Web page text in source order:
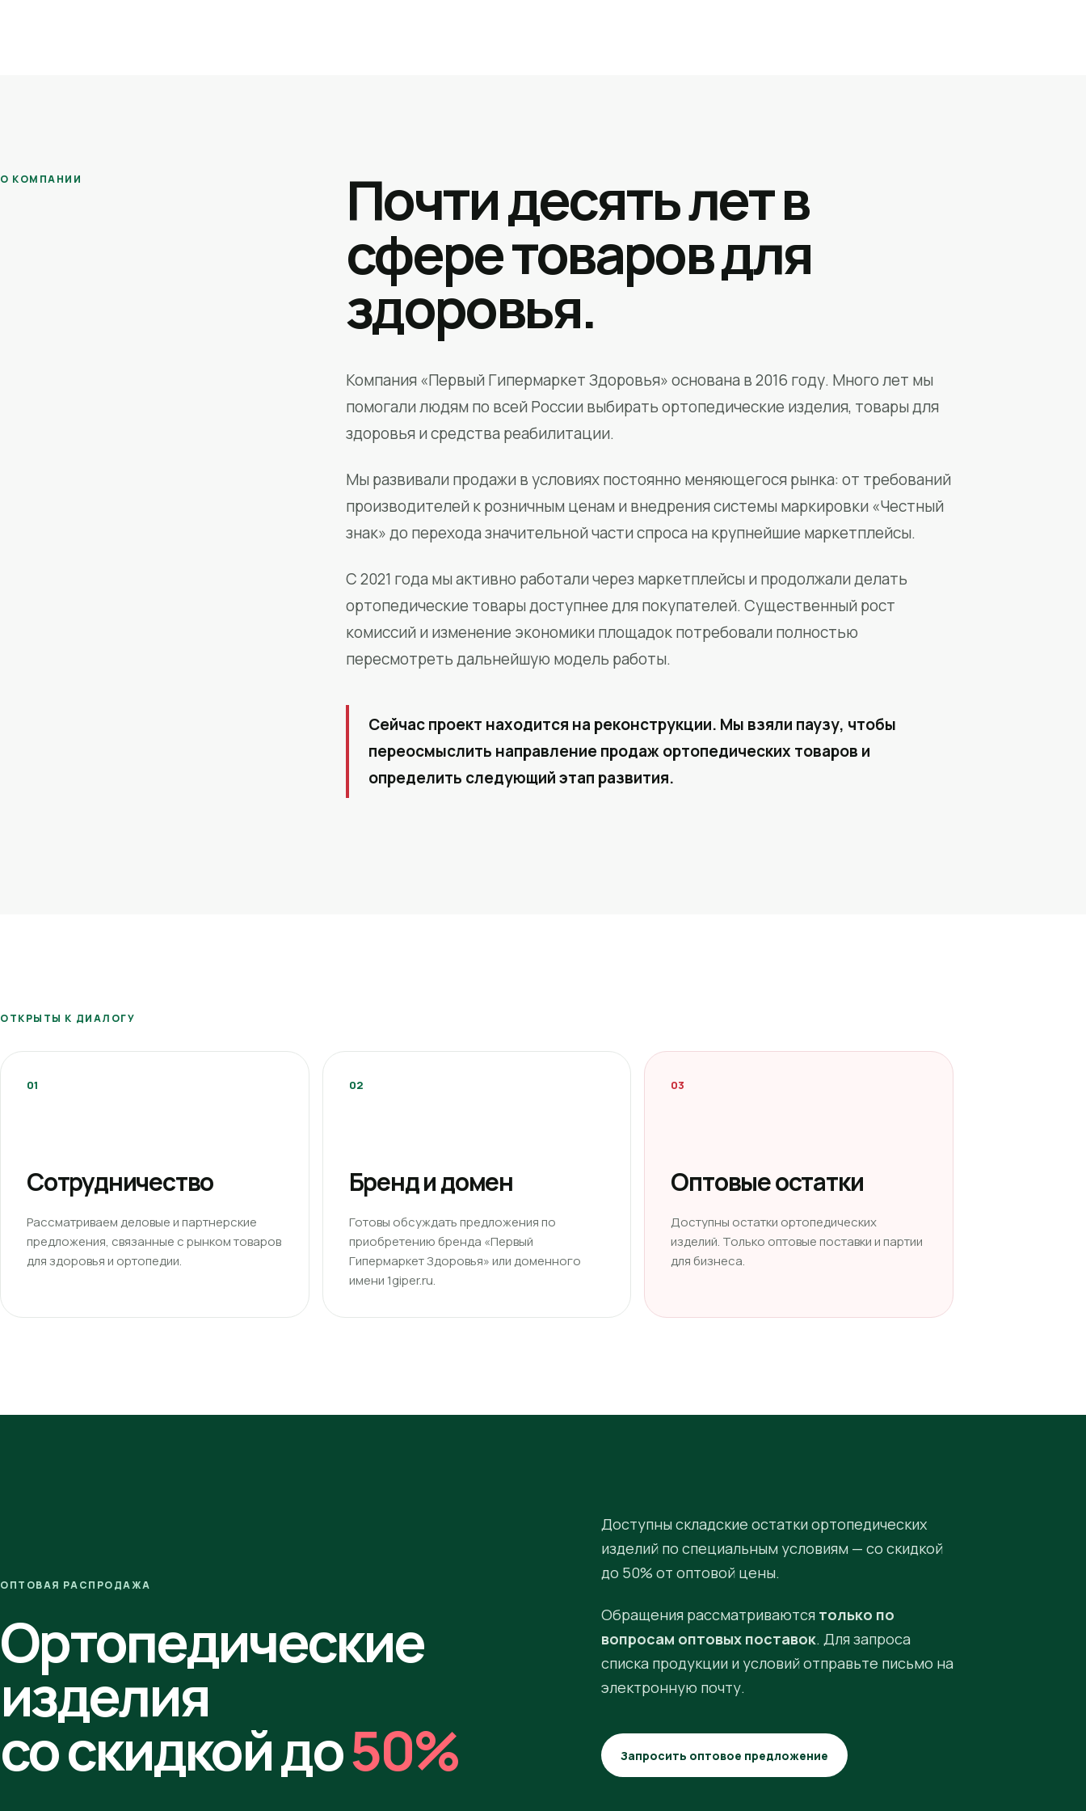
О КОМПАНИИ Почти десять лет в
сфере товаров для
здоровья.
Компания «Первый Гипермаркет Здоровья» основана в 2016 году. Много лет мы
помогали людям по всей России выбирать ортопедические изделия, товары для
здоровья и средства реабилитации.
Мы развивали продажи в условиях постоянно меняющегося рынка: от требований
производителей к розничным ценам и внедрения системы маркировки «Честный
знак» до перехода значительной части спроса на крупнейшие маркетплейсы.
С 2021 года мы активно работали через маркетплейсы и продолжали делать
ортопедические товары доступнее для покупателей. Существенный рост
комиссий и изменение экономики площадок потребовали полностью
пересмотреть дальнейшую модель работы.
Сейчас проект находится на реконструкции. Мы взяли паузу, чтобы
переосмыслить направление продаж ортопедических товаров и
определить следующий этап развития.
ОТКРЫТЫ К ДИАЛОГУ
01
Сотрудничество
Рассматриваем деловые и партнерские
предложения, связанные с рынком товаров
для здоровья и ортопедии.
02
Бренд и домен
Готовы обсуждать предложения по
приобретению бренда «Первый
Гипермаркет Здоровья» или доменного
имени 1giper.ru.
03
Оптовые остатки
Доступны остатки ортопедических
изделий. Только оптовые поставки и партии
для бизнеса.
ОПТОВАЯ РАСПРОДАЖА
Ортопедические
изделия
со скидкой до50%
Доступны складские остатки ортопедических
изделий по специальным условиям — со скидкой
до 50% от оптовой цены.
Обращения рассматриваются только по
вопросам оптовых поставок. Для запроса
списка продукции и условий отправьте письмо на
электронную почту.
Запросить оптовое предложение